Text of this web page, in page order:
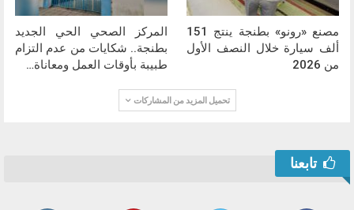
مصنع «رونو» بطنجة ينتج 151
ألف سيارة خلال النصف الأول
من 2026
المركز الصحي الحي الجديد
بطنجة.. شكايات من عدم التزام
طبيبة بأوقات العمل ومعاناة…
تحميل المزيد من المشاركات
تابعنا